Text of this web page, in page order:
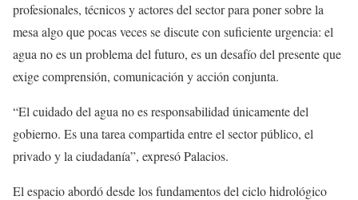
profesionales, técnicos y actores del sector para poner sobre la
mesa algo que pocas veces se discute con suficiente urgencia: el
agua no es un problema del futuro, es un desafío del presente que
exige comprensión, comunicación y acción conjunta.
“El cuidado del agua no es responsabilidad únicamente del
gobierno. Es una tarea compartida entre el sector público, el
privado y la ciudadanía”, expresó Palacios.
El espacio abordó desde los fundamentos del ciclo hidrológico